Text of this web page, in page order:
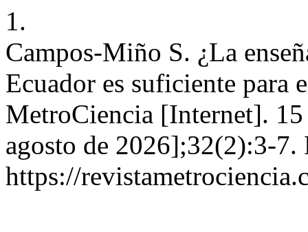
1.
Campos-Miño S. ¿La
Ecuador es suficiente para
MetroCiencia [Internet].
agosto de 2026];32(2):3-7.
https://